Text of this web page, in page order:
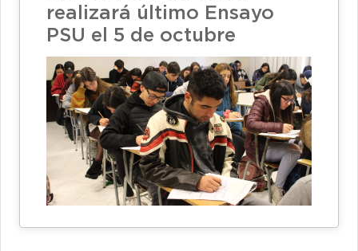
realizará último Ensayo
PSU el 5 de octubre